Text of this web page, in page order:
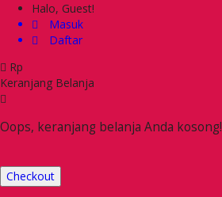
Halo, Guest!
Masuk
Daftar
Rp
Keranjang Belanja
Oops, keranjang belanja Anda kosong!
Checkout